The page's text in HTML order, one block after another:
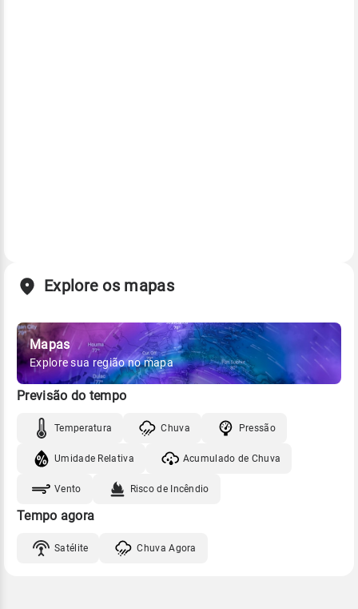
Explore os mapas
Mapas
Explore sua região no mapa
Previsão do tempo
Temperatura Chuva Pressão
Umidade Relativa Acumulado de Chuva
Vento Risco de Incêndio
Tempo agora
Satélite Chuva Agora